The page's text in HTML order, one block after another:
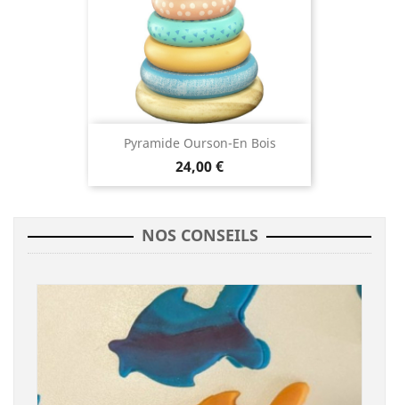
Pyramide Ourson-En Bois
24,00 €
NOS CONSEILS